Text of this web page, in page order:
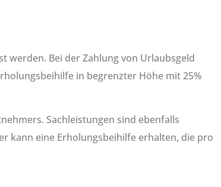
werden. Bei der Zahlung von Urlaubsgeld
in begrenzter Höhe mit 25%
Sachleistungen sind ebenfalls
kann eine Erholungsbeihilfe erhalten, die pro